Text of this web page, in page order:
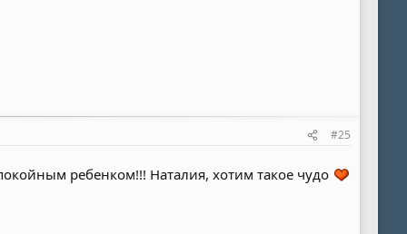
#25
ребенком!!! Наталия, хотим такое чудо